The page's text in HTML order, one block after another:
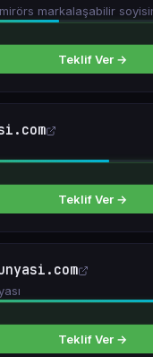
markalaşabilir
Teklif Ver →
Teklif Ver →
Teklif Ver →